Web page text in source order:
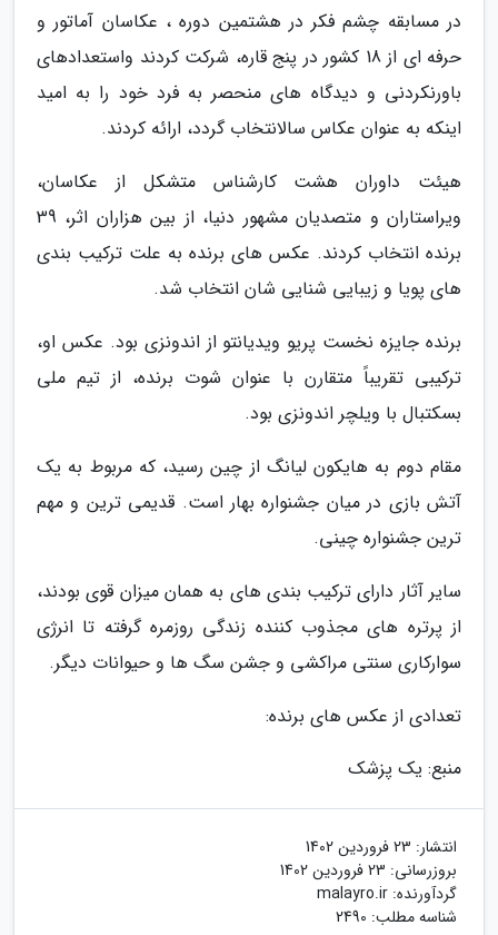
در مسابقه چشم فکر در هشتمین دوره ، عکاسان آماتور و
حرفه ای از 18 کشور در پنج قاره، شرکت کردند واستعدادهای
باورنکردنی و دیدگاه های منحصر به فرد خود را به امید
اینکه به عنوان عکاس سالانتخاب گردد، ارائه کردند.
هیئت داوران هشت کارشناس متشکل از عکاسان،
ویراستاران و متصدیان مشهور دنیا، از بین هزاران اثر، 39
برنده انتخاب کردند. عکس های برنده به علت ترکیب بندی
های پویا و زیبایی شنایی شان انتخاب شد.
برنده جایزه نخست پریو ویدیانتو از اندونزی بود. عکس او،
ترکیبی تقریباً متقارن با عنوان شوت برنده، از تیم ملی
بسکتبال با ویلچر اندونزی بود.
مقام دوم به هایکون لیانگ از چین رسید، که مربوط به یک
آتش بازی در میان جشنواره بهار است. قدیمی ترین و مهم
ترین جشنواره چینی.
سایر آثار دارای ترکیب بندی های به همان میزان قوی بودند،
از پرتره های مجذوب کننده زندگی روزمره گرفته تا انرژی
سوارکاری سنتی مراکشی و جشن سگ ها و حیوانات دیگر.
تعدادی از عکس های برنده:
منبع: یک پزشک
انتشار: 23 فروردین 1402
بروزرسانی: 23 فروردین 1402
گردآورنده: malayro.ir
شناسه مطلب: 2490